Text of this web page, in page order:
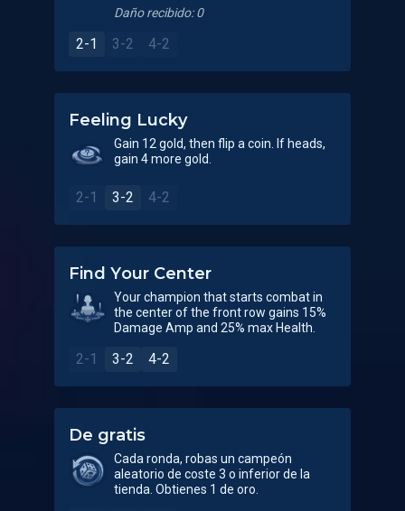
Daño recibido: 0
2-1 3-2 4-2
Feeling Lucky
Gain 12 gold, then flip a coin. If heads,
gain 4 more gold.
2-1 3-2 4-2
Find Your Center
Your champion that starts combat in
the center of the front row gains 15%
Damage Amp and 25% max Health.
2-1 3-2 4-2
De gratis
Cada ronda, robas un campeón
aleatorio de coste 3 o inferior de la
tienda. Obtienes 1 de oro.